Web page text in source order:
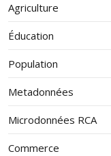
Agriculture
Éducation
Population
Metadonnées
Microdonnées RCA
Commerce